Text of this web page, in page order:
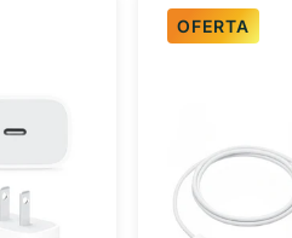
OFERTA
rápido
USB-